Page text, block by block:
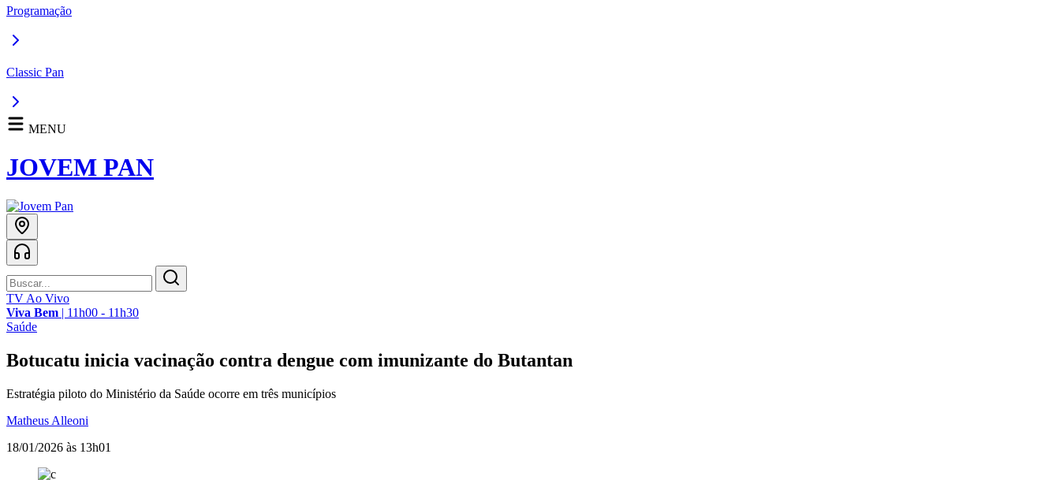
Programação
Classic Pan
MENU
JOVEM PAN
TV Ao Vivo
Viva Bem | 11h00 - 11h30
Saúde
Botucatu inicia vacinação contra dengue com imunizante do Butantan
Estratégia piloto do Ministério da Saúde ocorre em três municípios
Matheus Alleoni
18/01/2026 às 13h01